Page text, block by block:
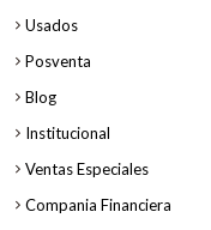
Usados
Posventa
Blog
Institucional
Ventas Especiales
Compania Financiera